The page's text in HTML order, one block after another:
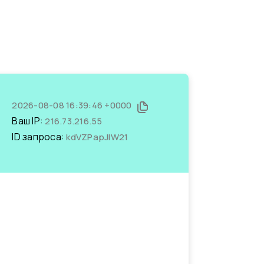
2026-08-08 16:39:46 +0000
Ваш IP:216.73.216.55
ID запроса:kdVZPapJlW21